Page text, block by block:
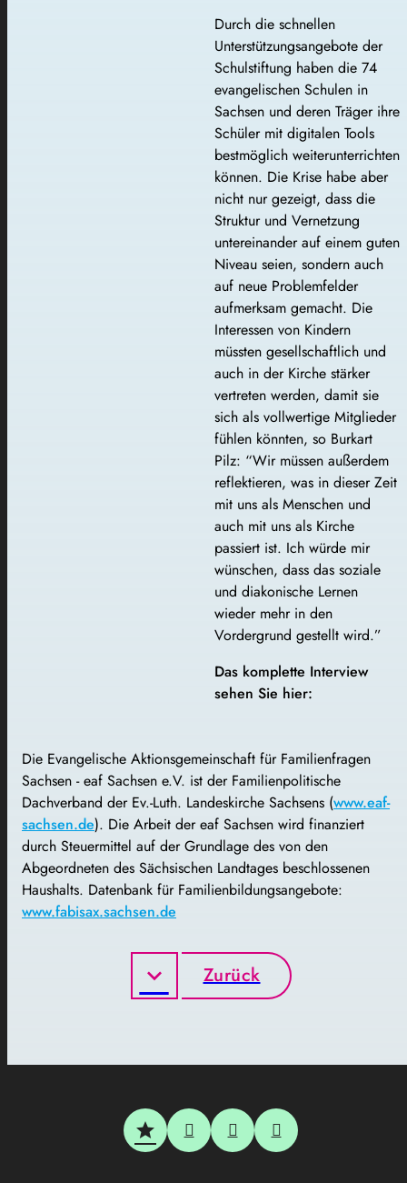
Durch die schnellen
Unterstützungsangebote der
Schulstiftung haben die 74
evangelischen Schulen in
Sachsen und deren Träger ihre
Schüler mit digitalen Tools
bestmöglich weiterunterrichten
können. Die Krise habe aber
nicht nur gezeigt, dass die
Struktur und Vernetzung
untereinander auf einem guten
Niveau seien, sondern auch
auf neue Problemfelder
aufmerksam gemacht. Die
Interessen von Kindern
müssten gesellschaftlich und
auch in der Kirche stärker
vertreten werden, damit sie
sich als vollwertige Mitglieder
fühlen könnten, so Burkart
Pilz: “Wir müssen außerdem
reflektieren, was in dieser Zeit
mit uns als Menschen und
auch mit uns als Kirche
passiert ist. Ich würde mir
wünschen, dass das soziale
und diakonische Lernen
wieder mehr in den
Vordergrund gestellt wird.”
Das komplette Interview
sehen Sie hier:
Die Evangelische Aktionsgemeinschaft für Familienfragen
Sachsen - eaf Sachsen e.V. ist der Familienpolitische
Dachverband der Ev.-Luth. Landeskirche Sachsens (www.eaf-
sachsen.de). Die Arbeit der eaf Sachsen wird finanziert
durch Steuermittel auf der Grundlage des von den
Abgeordneten des Sächsischen Landtages beschlossenen
Haushalts. Datenbank für Familienbildungsangebote:
www.fabisax.sachsen.de
Zurück